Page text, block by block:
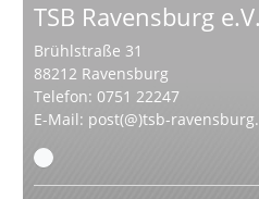
TSB Ravensburg e.V.
Brühlstraße 31
88212 Ravensburg
Telefon: 0751 22247
E-Mail: post(@)tsb-